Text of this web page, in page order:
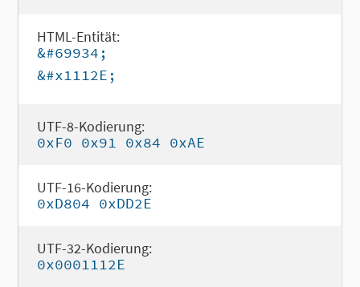
HTML-Entität:
&#69934;
&#x1112E;
UTF-8-Kodierung:
0xF0 0x91 0x84 0xAE
UTF-16-Kodierung:
0xD804 0xDD2E
UTF-32-Kodierung:
0x0001112E